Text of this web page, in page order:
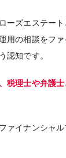
ーズエステート
用の相談をフ
認知です。
税理士や弁護
ァイナンシャ